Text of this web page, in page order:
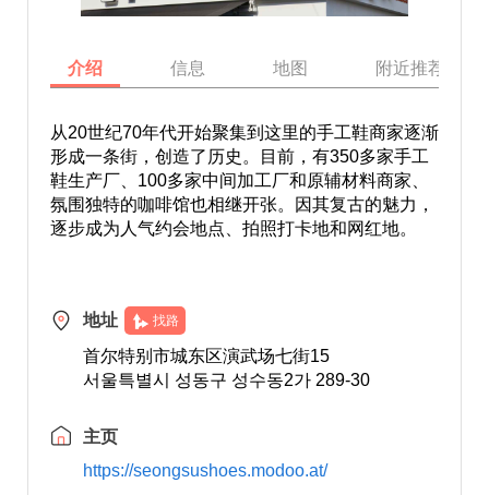
介绍 信息 地图 附近推荐景点
从20世纪70年代开始聚集到这里的手工鞋商家逐渐
形成一条街，创造了历史。目前，有350多家手工
鞋生产厂、100多家中间加工厂和原辅材料商家、
氛围独特的咖啡馆也相继开张。因其复古的魅力，
逐步成为人气约会地点、拍照打卡地和网红地。
地址 找路
首尔特别市城东区演武场七街15
서울특별시 성동구 성수동2가 289-30
主页
https://seongsushoes.modoo.at/